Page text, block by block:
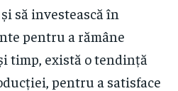
să investească în
pentru a rămâne
timp, există o tendință
pentru a satisface